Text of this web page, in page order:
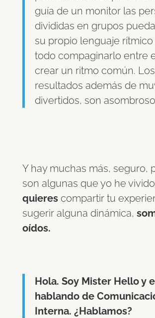
guía de un monitor las
divididas en grupos
su propio lenguaje rítmico
todo compaginarlo entre
crear un ritmo común. Los
resultados además de
divertidos, son
Y hay muchas más, seguro,
son algunas que yo he
quierescompartir tu
sugerir alguna dinámica,
oídos.
Hola. Soy Mister Hello y
hablando de
Interna. ¿Hablamos?